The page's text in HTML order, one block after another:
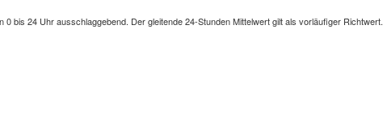
bis 24 Uhr ausschlaggebend. Der gleitende 24-Stunden Mittelwert gilt als vorläufiger Richtwert.